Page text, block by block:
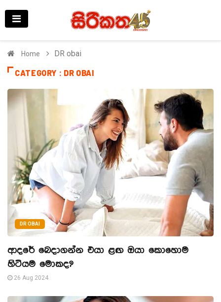
Home DR obai
CATEGORY : DR OBAI
DR OBAI
ආදරේ බෙදාගන්න එයා ළඟ ඔයා කොහොම
හිටියම මොකද?
26 Aug 2024